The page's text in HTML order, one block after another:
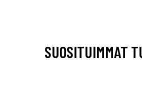
SUOSITUIMMAT